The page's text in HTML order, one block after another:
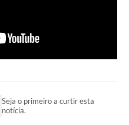
Seja o primeiro a curtir esta
notícia.